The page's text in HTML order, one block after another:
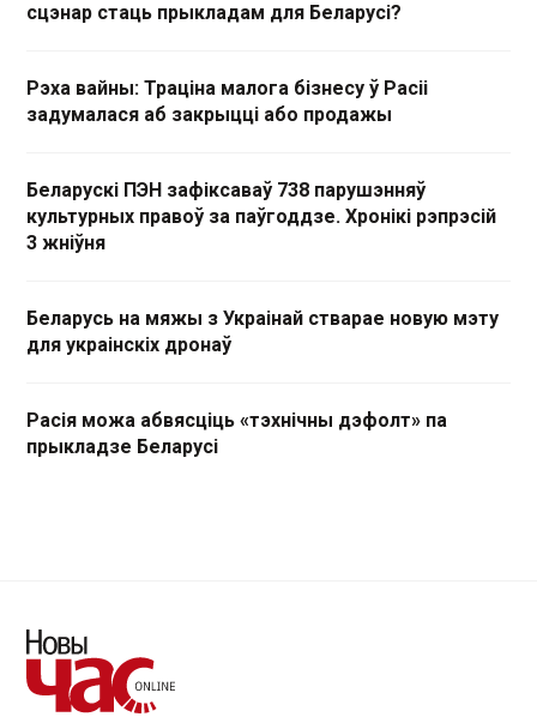
сцэнар стаць прыкладам для Беларусі?
Рэха вайны: Траціна малога бізнесу ў Расіі
задумалася аб закрыцці або продажы
Беларускі ПЭН зафіксаваў 738 парушэнняў
культурных правоў за паўгоддзе. Хронікі рэпрэсій
3 жніўня
Беларусь на мяжы з Украінай стварае новую мэту
для украінскіх дронаў
Расія можа абвясціць «тэхнічны дэфолт» па
прыкладзе Беларусі